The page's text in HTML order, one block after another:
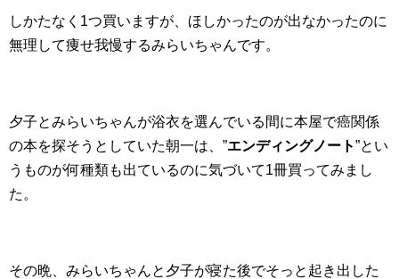
しかたなく1つ買いますが、ほしかったのが出なかったのに
無理して痩せ我慢するみらいちゃんです。
夕子とみらいちゃんが浴衣を選んでいる間に本屋で癌関係
の本を探そうとしていた朝一は、”エンディングノート”とい
うものが何種類も出ているのに気づいて1冊買ってみまし
た。
その晩、みらいちゃんと夕子が寝た後でそっと起き出した